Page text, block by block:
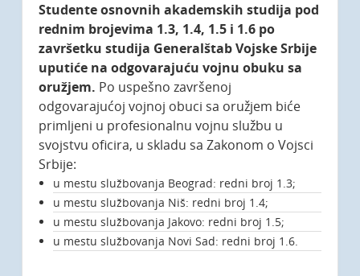
Studenteosnovnih akademskih studija pod
rednim brojevima 1.3, 1.4, 1.5 i 1.6 po
završetku studija Generalštab Vojske Srbije
uputiće na odgovarajuću vojnu obuku sa
oružjem. Po uspešno završenoj
odgovarajućoj vojnoj obuci sa oružjem biće
primljeni u profesionalnu vojnu službu u
svojstvu oficira, u skladu sa Zakonom o Vojsci
Srbije:
u mestu službovanja Beograd: redni broj 1.3;
u mestu službovanja Niš: redni broj 1.4;
u mestu službovanja Jakovo: redni broj 1.5;
u mestu službovanja Novi Sad: redni broj 1.6.